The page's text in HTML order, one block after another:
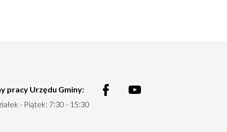
pracy Urzędu Gminy:
- Piątek: 7:30 - 15:30
Menu